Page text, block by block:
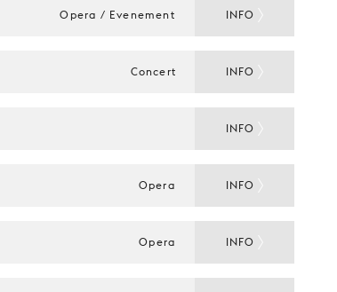
Opera / Evenement INFO
Concert INFO
INFO
Opera INFO
Opera INFO